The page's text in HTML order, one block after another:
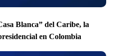
Blanca” del Caribe, la
en Colombia